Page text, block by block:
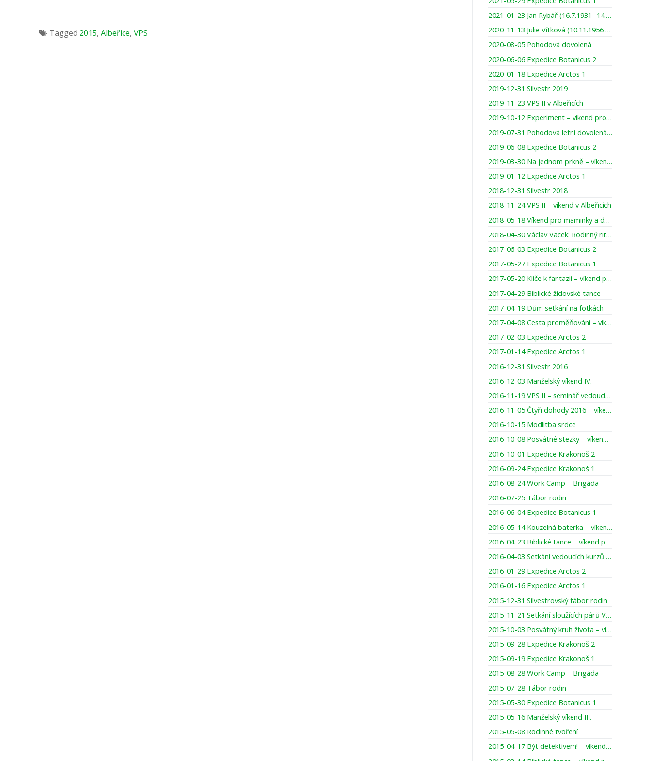
Tagged 2015, Albeřice, VPS
2021-01-23 Jan Rybář (16.7.1931- 14.1.2021)
2020-11-13 Julie Vítková (10.11.1956 – 13.11.2020)
2020-08-05 Pohodová dovolená
2020-06-06 Expedice Botanicus 2
2020-01-18 Expedice Arctos 1
2019-12-31 Silvestr 2019
2019-11-23 VPS II v Albeřicích
2019-10-12 Experiment – víkend pro otce a starší děti (13-16 let)
2019-07-31 Pohodová letní dovolená pro rodiny
2019-06-08 Expedice Botanicus 2
2019-03-30 Na jednom prkně – víkend pro maminky s dcerou
2019-01-12 Expedice Arctos 1
2018-12-31 Silvestr 2018
2018-11-24 VPS II – víkend v Albeřicích
2018-05-18 Víkend pro maminky a dcery – „O nejvzácnější věci pod sluncem“
2018-04-30 Václav Vacek: Rodinný rituál ke slavení dne Páně
2017-06-03 Expedice Botanicus 2
2017-05-27 Expedice Botanicus 1
2017-05-20 Klíče k fantazii – víkend pro maminky s dcerami
2017-04-29 Biblické židovské tance
2017-04-19 Dům setkání na fotkách
2017-04-08 Cesta proměňování – víkend pro muže
2017-02-03 Expedice Arctos 2
2017-01-14 Expedice Arctos 1
2016-12-31 Silvestr 2016
2016-12-03 Manželský víkend IV.
2016-11-19 VPS II – seminář vedoucích párů skupinek
2016-11-05 Čtyři dohody 2016 – víkend pro muže
2016-10-15 Modlitba srdce
2016-10-08 Posvátné stezky – víkend pro ženy
2016-10-01 Expedice Krakonoš 2
2016-09-24 Expedice Krakonoš 1
2016-08-24 Work Camp – Brigáda
2016-07-25 Tábor rodin
2016-06-04 Expedice Botanicus 1
2016-05-14 Kouzelná baterka – víkend pro maminky s dcerami
2016-04-23 Biblické tance – víkend pro ženy
2016-04-03 Setkání vedoucích kurzů MS/WMM
2016-01-29 Expedice Arctos 2
2016-01-16 Expedice Arctos 1
2015-12-31 Silvestrovský tábor rodin
2015-11-21 Setkání sloužících párů VPS 2
2015-10-03 Posvátný kruh života – víkend pro ženy
2015-09-28 Expedice Krakonoš 2
2015-09-19 Expedice Krakonoš 1
2015-08-28 Work Camp – Brigáda
2015-07-28 Tábor rodin
2015-05-30 Expedice Botanicus 1
2015-05-16 Manželský víkend III.
2015-05-08 Rodinné tvoření
2015-04-17 Být detektivem! – víkend pro maminky s dcerami